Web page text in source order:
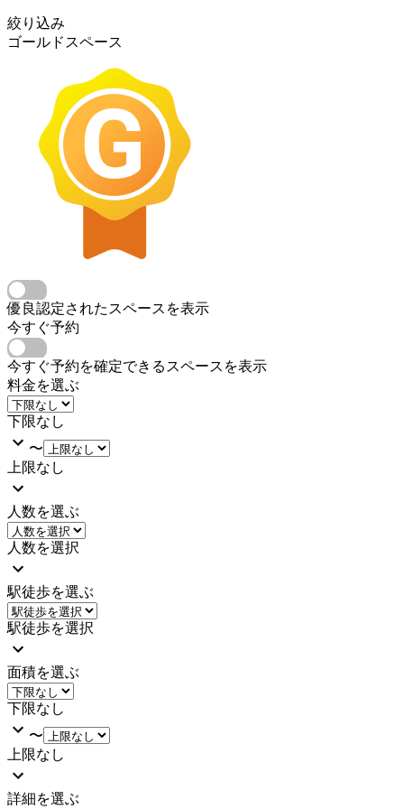
絞り込み
ゴールドスペース
優良認定されたスペースを表示
今すぐ予約
今すぐ予約を確定できるスペースを表示
料金を選ぶ
下限なし
〜
上限なし
人数を選ぶ
人数を選択
駅徒歩を選ぶ
駅徒歩を選択
面積を選ぶ
下限なし
〜
上限なし
詳細を選ぶ